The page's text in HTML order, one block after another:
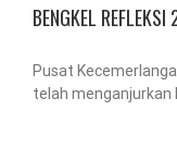
BENGKEL
Pusat
telah menganjurkan